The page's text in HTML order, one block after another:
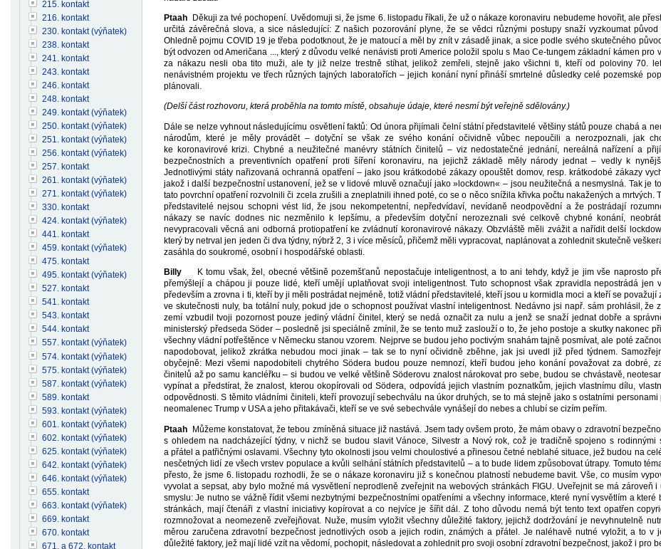
Ptaah Děkuji za tvé pochopení. Uvědomuji si, že jsme 6. listopadu říkali, že už o nákaze koronaviru nebudeme hovořit, ale
určitá závěrečná slova, a sice následující: Z našich pozorování plyne, že se vědci různými postupy snaží vyzkoumat
Ohledně pojmu COVID 19 je třeba podotknout, že je matoucí a měl by znít v zásadě jinak, a sice podle svého skutečného
být odvozen od Američana ..., který z důvodu velké nenávisti proti Americe položil spolu s Mao Ce-tungem základní kámen pro
za nákazu nesli oba tito muži, ale ty již nelze trestně stíhat, jelikož zemřeli, stejně jako všichni ti, kteří od poloviny 70.
nenávistném projektu ve třech různých tajných laboratořích – jejich konání nyní přináší smrtelné důsledky celé pozemské
plánovali.
(Delší část rozhovoru, která proběhla na tomto místě, obsahuje údaje, které nesmí být veřejně sdělovány.)
Dále se nelze vyhnout následujícímu osvětlení faktů: Od února přijímali čelní státní představitelé většiny států pouze chabá a
národům, které je měly provádět – dotyční se však ze svého konání očividně vůbec nepoučili a nerozpoznali, jak
ke koronavirové krizi. Chybné a neužitečné manévry státních činitelů – viz nedostatečné jednání, nereálná nařízení a
bezpečnostních a preventivních opatření proti šíření koronaviru, na jejichž základě měly národy jednat – vedly k
Jednotlivými státy nařizovaná ochranná opatření – jako jsou krátkodobé zákazy opouštět domov, resp. krátkodobé zákazy
jakož i další bezpečnostní ustanovení, jež se v lidové mluvě označují jako »lockdown« – jsou neužitečná a nesmyslná. Tak je
tato povrchní opatření rozvolnili či zcela zrušili a zneplatnili ihned poté, co se o něco snížila křivka počtu nakažených a mrtvých.
představitelé nejsou schopni vést lid, že jsou nekompetentní, nepředvídaví, nevídaně neodpovědní a že postrádají
nákazy se navíc dodnes nic nezměnilo k lepšímu, a především dotyční nerozeznali své celkově chybné konání,
nevypracovali věcná ani odborná protiopatření ke zvládnutí koronavirové nákazy. Obzvláště měli zvážit a nařídit delší
který by netrval jen jeden či dva týdny, nýbrž 2, 3 i více měsíců, přičemž měli vypracovat, naplánovat a zohlednit skutečně
zasáhla do soukromé, osobní i hospodářské oblasti.
Billy K tomu však, žel, obecné většině pozemšťanů nepostačuje inteligentnost, a to ani tehdy, když je jim vše naprosto
přemýšlejí a chápou ji pouze lidé, kteří umějí uplatňovat svoji inteligentnost. Tuto schopnost však zpravidla nepostrádá jen
především a zrovna i ti, kteří by ji měli postrádat nejméně, totiž vládní představitelé, kteří jsou u kormidla moci a kteří se
ve skutečnosti nuly, ba totální nuly, pokud jde o schopnost používat vlastní inteligentnost. Nedávno jsi např. sám prohlásil, že
zemí vzbudil tvoji pozornost pouze jediný vládní činitel, který se nedá označit za nulu a jenž se snaží jednat dobře a
ministerský předseda Söder – posledně jsi speciálně zmínil, že se tento muž zaslouží o to, že jeho postoje a skutky nakonec
všechny vládní potřeštěnce v Německu stanou vzorem. Nejprve se budou jeho poctivým snahám tajně posmívat, ale poté
napodobovat, jelikož zkrátka nebudou moci jinak – tak se to nyní očividně zběhne, jak jsi uvedl již před týdnem.
obyčejně: Mezi všemi napodobiteli chytrého Södera budou pouze nemnozí, kteří budou jeho konání považovat za dobré,
činitelů až po samu kancléřku – si budou ve velké většině Söderovu znalost nárokovat pro sebe, budou se chvástavě,
vypínat a předstírat, že znalost, kterou okopírovali od Södera, odpovídá jejich vlastním poznatkům, jejich vlastnímu dílu,
odpovědnosti. S těmito vládními činiteli, kteří provozují sebechválu na úkor druhých, se to má stejně jako s ostatními
neomalenec Trump v USA a jeho přitakávači, kteří se ve své sebechvále vynášejí do nebes a chlubí se cizím peřím.
Ptaah Můžeme konstatovat, že tebou zmíněná situace již nastává. Jsem tady ovšem proto, že mám obavy o zdravotní
s ohledem na nadcházející týdny, v nichž se budou slavit Vánoce, Silvestr a Nový rok, což je tradičně spojeno s rodinnými
a přátel a patřičnými oslavami. Všechny tyto okolnosti jsou velmi choulostivé a přinesou četné neblahé situace, jež budou na
nesčetných lidí ze všech vrstev populace a kvůli selhání státních představitelů – a to bude lidem způsobovat útrapy. Tomuto
přesto, že jsme 6. listopadu rozhodli, že se o nákaze koronaviru již s konečnou platností nebudeme bavit. Vše, co musím
vyvolat a sepsat, aby bylo možné má vysvětlení neprodleně zveřejnit na webových stránkách FIGU. Uveřejnit se má zároveň
smyslu: Je nutno se vážně řídit všemi nezbytnými bezpečnostními opatřeními a všechny informace, které nyní vysvětlím a
stránkách, mají čtenáři z vlastní iniciativy kopírovat a co nejvíce je šířit dál. Z toho důvodu nemá být tento text opatřen
rozmnožovat a neomezeně zveřejňovat. Nuže, musím vyložit všechny důležité faktory, jejichž dodržování je nevyhnutelně
měrou zaručena zdravotní bezpečnost jednotlivých osob a jejich rodin, známých a přátel. Je naléhavě nutné vyložit, a to v
důležité faktory, jež mají lidé vzít na vědomí, pochopit, následovat a zohlednit pro svoji osobní zdravotní bezpečnost, jakož i pro
215. kontakt
216. kontakt
230. kontakt (výňatek)
238. kontakt
241. kontakt
243. kontakt
246. kontakt
248. kontakt
249. kontakt (výňatek)
250. kontakt (výňatek)
251. kontakt (výňatek)
256. kontakt (výňatek)
257. kontakt
261. kontakt (výňatek)
271. kontakt (výňatek)
330. kontakt
424. kontakt (výňatek)
441. kontakt
459. kontakt (výňatek)
475. kontakt
495. kontakt (výňatek)
527. kontakt
541. kontakt
543. kontakt
544. kontakt
557. kontakt (výňatek)
574. kontakt (výňatek)
575. kontakt (výňatek)
587. kontakt (výňatek)
589. kontakt
593. kontakt (výňatek)
601. kontakt (výňatek)
602. kontakt (výňatek)
625. kontakt (výňatek)
642. kontakt (výňatek)
646. kontakt (výňatek)
655. kontakt
663. kontakt (výňatek)
669. kontakt
670. kontakt
671. a 672. kontakt